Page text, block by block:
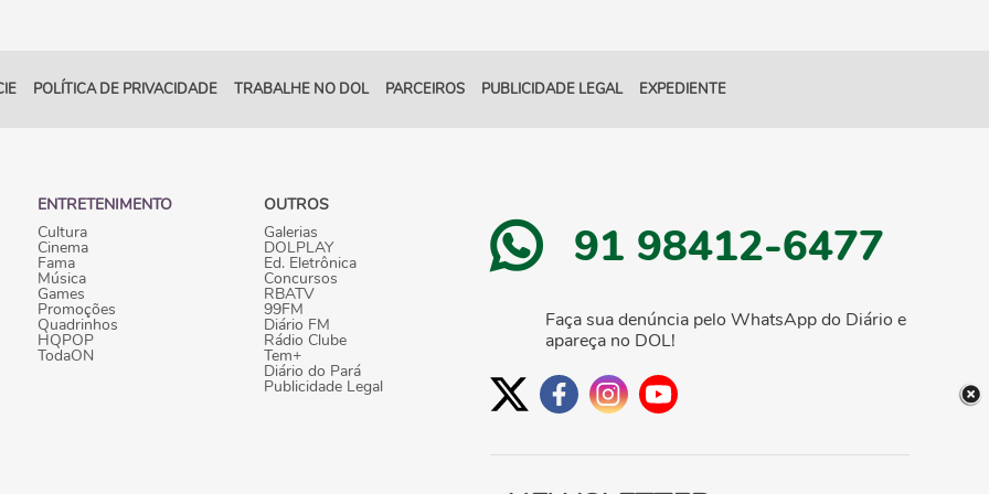
POLÍTICA DE PRIVACIDADE TRABALHE NO DOL PARCEIROS PUBLICIDADE LEGAL EXPEDIENTE
ENTRETENIMENTO
Cultura
Cinema
Fama
Música
Games
Promoções
Quadrinhos
HQPOP
TodaON
OUTROS
Galerias
DOLPLAY
Ed. Eletrônica
Concursos
RBATV
99FM
Diário FM
Rádio Clube
Tem+
Diário do Pará
Publicidade Legal
91 98412-6477
Faça sua denúncia pelo WhatsApp do Diário e
apareça no DOL!